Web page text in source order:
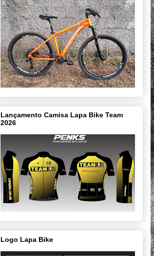
Lançamento Camisa Lapa Bike Team
2026
Logo Lapa Bike